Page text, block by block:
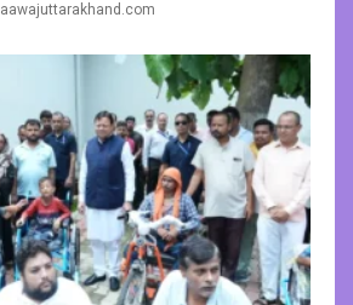
aawajuttarakhand.com